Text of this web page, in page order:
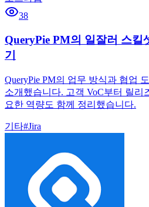
38
QueryPie PM의 일잘러 스킬
기
QueryPie PM의 업무 방식과 협업
소개했습니다. 고객 VoC부터 릴리
요한 역량도 함께 정리했습니다.
기타#Jira